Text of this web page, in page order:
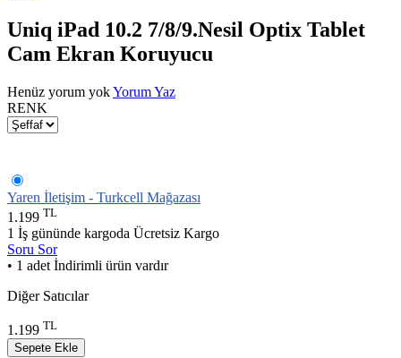
Uniq iPad 10.2 7/8/9.Nesil Optix Tablet
Cam Ekran Koruyucu
Henüz yorum yokYorum Yaz
RENK
Yaren İletişim - Turkcell Mağazası
1.199 TL
1 İş gününde kargoda Ücretsiz Kargo
Soru Sor
• 1 adet İndirimli ürün vardır
Diğer Satıcılar
1.199 TL
Sepete Ekle